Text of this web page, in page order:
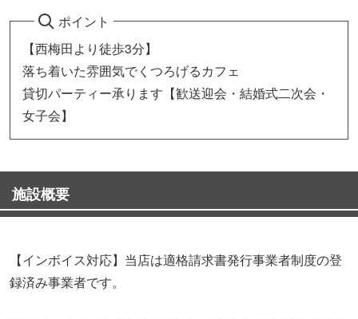
ポイント
【西梅田より徒歩3分】
落ち着いた雰囲気でくつろげるカフェ
貸切パーティー承ります【歓送迎会・結婚式二次会・
女子会】
施設概要
【インボイス対応】当店は適格請求書発行事業者制度の登
録済み事業者です。